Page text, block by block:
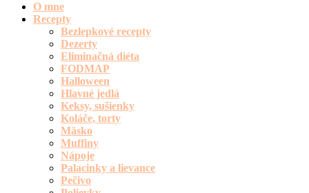
O mne
Recepty
Bezlepkové recepty
Dezerty
Eliminačná diéta
FODMAP
Halloween
Hlavné jedlá
Keksy, sušienky
Koláče, torty
Mäsko
Muffiny
Nápoje
Palacinky a lievance
Pečivo